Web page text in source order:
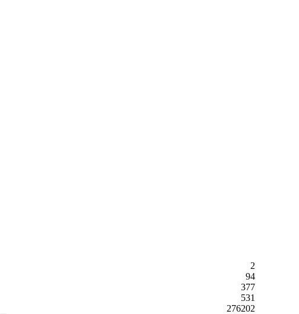
2
94
377
531
276202